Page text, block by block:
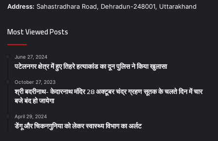
Address: Sahastradhara Road, Dehradun-248001, Uttarakhand
Most Viewed Posts
June 27, 2024
पटेलनगर क्षेत्र में हुए तिहरे हत्याकांड का दून पुलिस ने किया खुलासा
October 27, 2023
श्री बदरीनाथ- केदारनाथ मंदिर 28 अक्टूबर चंद्र ग्रहण सूतक के चलते दिन में चार
बजे बंद हो जायेगा
April 29, 2024
डेंगू और चिकनगुनिया को लेकर स्वास्थ्य विभाग का अर्लट